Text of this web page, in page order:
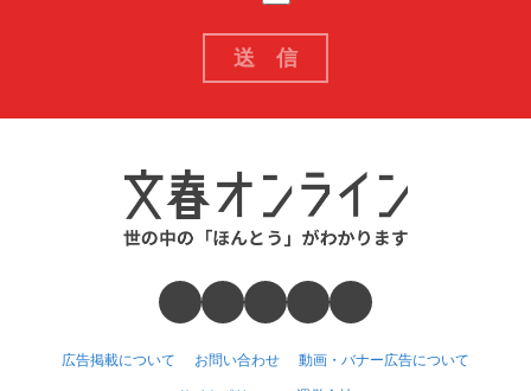
広告掲載について お問い合わせ 動画・バナー広告について